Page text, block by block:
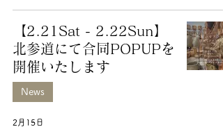
【2.21Sat - 2.22Sun】
北参道にて合同POPUPを
開催いたします
News
2月15日